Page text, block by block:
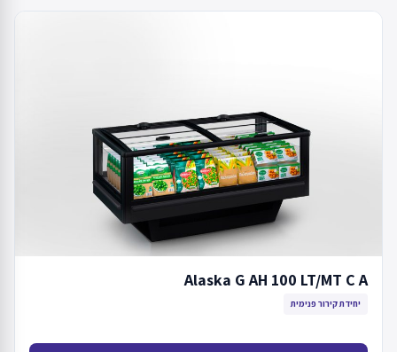
Alaska G AH 100 LT/MT C A
יחידת קירור פנימית